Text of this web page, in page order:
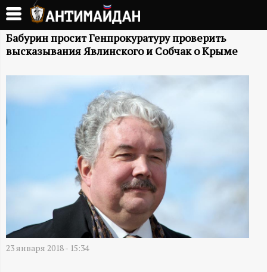
Перейти
основному
содержанию
А
Т
И
А
Д
Бабурин просит Генпрокуратуру проверить
высказывания Явлинского и Собчак о Крыме
23 января 2018 - 15:34